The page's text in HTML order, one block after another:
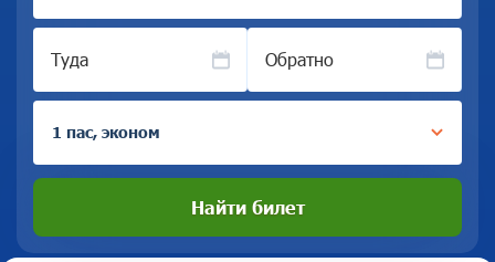
Туда Обратно
1 пас, эконом
Найти билет